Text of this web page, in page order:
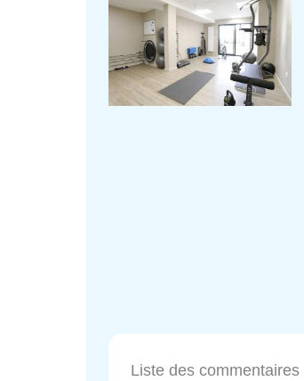
Liste des commentaires